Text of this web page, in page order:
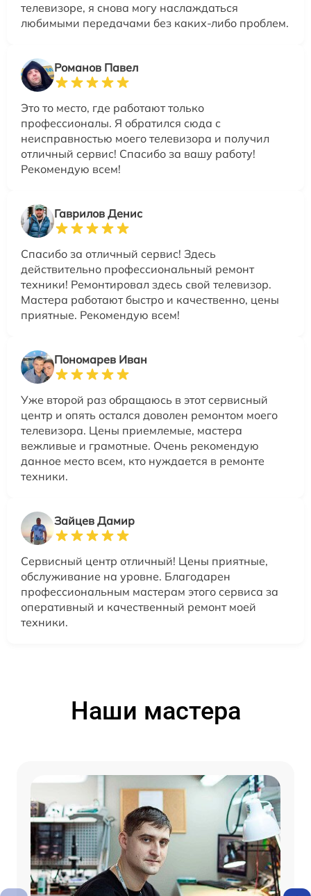
телевизоре, я снова могу наслаждаться
любимыми передачами без каких-либо проблем.
Романов Павел
Это то место, где работают только
профессионалы. Я обратился сюда с
неисправностью моего телевизора и получил
отличный сервис! Спасибо за вашу работу!
Рекомендую всем!
Гаврилов Денис
Спасибо за отличный сервис! Здесь
действительно профессиональный ремонт
техники! Ремонтировал здесь свой телевизор.
Мастера работают быстро и качественно, цены
приятные. Рекомендую всем!
Пономарев Иван
Уже второй раз обращаюсь в этот сервисный
центр и опять остался доволен ремонтом моего
телевизора. Цены приемлемые, мастера
вежливые и грамотные. Очень рекомендую
данное место всем, кто нуждается в ремонте
техники.
Зайцев Дамир
Сервисный центр отличный! Цены приятные,
обслуживание на уровне. Благодарен
профессиональным мастерам этого сервиса за
оперативный и качественный ремонт моей
техники.
Наши мастера